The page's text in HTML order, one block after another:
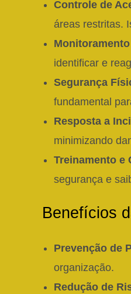
Controle de
áreas restritas.
identificar e
Segurança
fundamental
Resposta a
minimizando
Treinamento e
segurança e
Benefícios
Prevenção de
organização.
Redução de